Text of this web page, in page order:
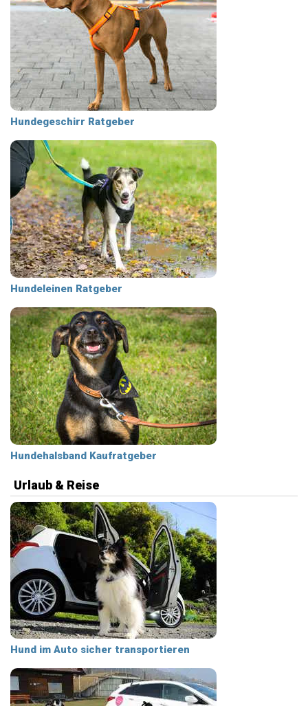
Hundegeschirr Ratgeber
Hundeleinen Ratgeber
Hundehalsband Kaufratgeber
Urlaub & Reise
Hund im Auto sicher transportieren